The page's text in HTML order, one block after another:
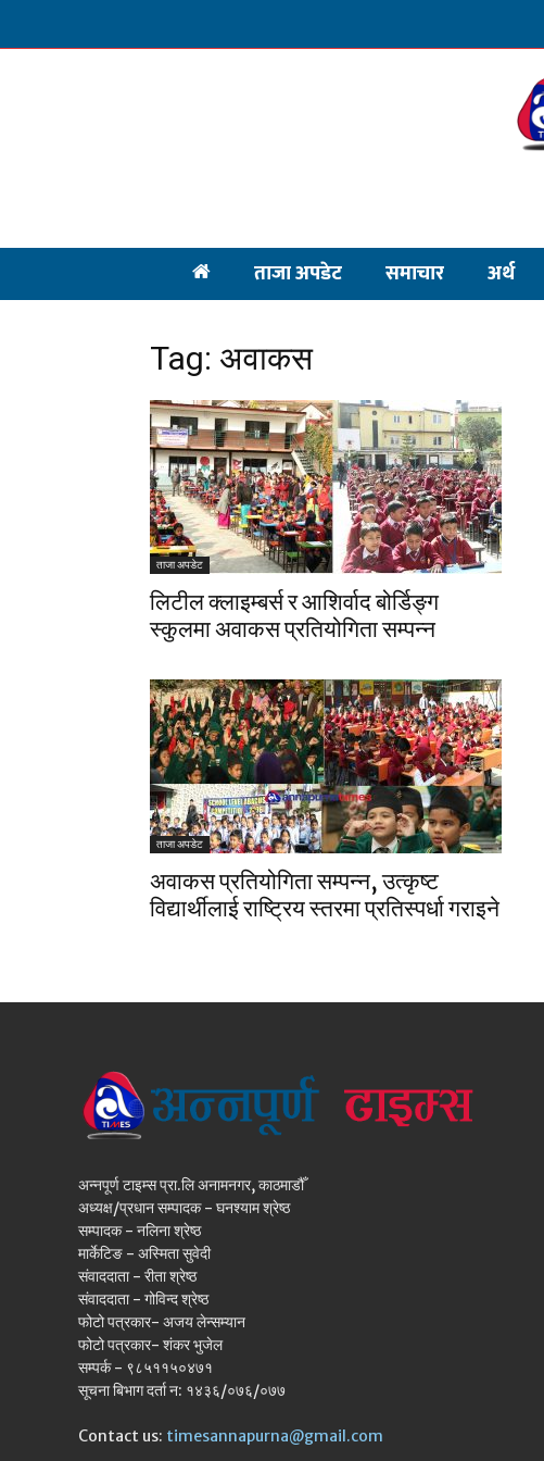
ताजा अपडेट समाचार अर्थ
Tag: अवाकस
ताजा अपडेट
लिटील क्लाइम्बर्स र आशिर्वाद बोर्डिङ्ग
स्कुलमा अवाकस प्रतियोगिता सम्पन्न
ताजा अपडेट
अवाकस प्रतियोगिता सम्पन्न, उत्कृष्ट
विद्यार्थीलाई राष्ट्रिय स्तरमा प्रतिस्पर्धा गराइने
अन्नपूर्ण टाइम्स प्रा.लि अनामनगर, काठमाडौँ
अध्यक्ष/प्रधान सम्पादक - घनश्याम श्रेष्ठ
सम्पादक - नलिना श्रेष्ठ
मार्केटिङ - अस्मिता सुवेदी
संवाददाता - रीता श्रेष्ठ
संवाददाता - गोविन्द श्रेष्ठ
फोटो पत्रकार- अजय लेन्सम्यान
फोटो पत्रकार- शंकर भुजेल
सम्पर्क - ९८५११५०४७१
सूचना बिभाग दर्ता न: १४३६/०७६/०७७
Contact us: timesannapurna@gmail.com